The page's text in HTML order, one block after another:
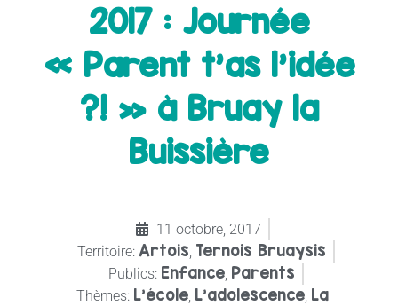
2017 : Journée
« Parent t’as l’idée
?! » à Bruay la
Buissière
11 octobre, 2017
Territoire: Artois Ternois Bruaysis
Publics: Enfance Parents
Thèmes: L'école L’adolescence La